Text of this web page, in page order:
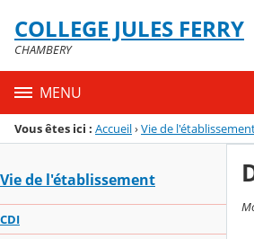
Menu de la rubrique
Contenu
COLLEGE JULES FERRY
CHAMBERY
MENU
Vous êtes ici : Accueil›Vie de
Vie de l'établissement
CDI